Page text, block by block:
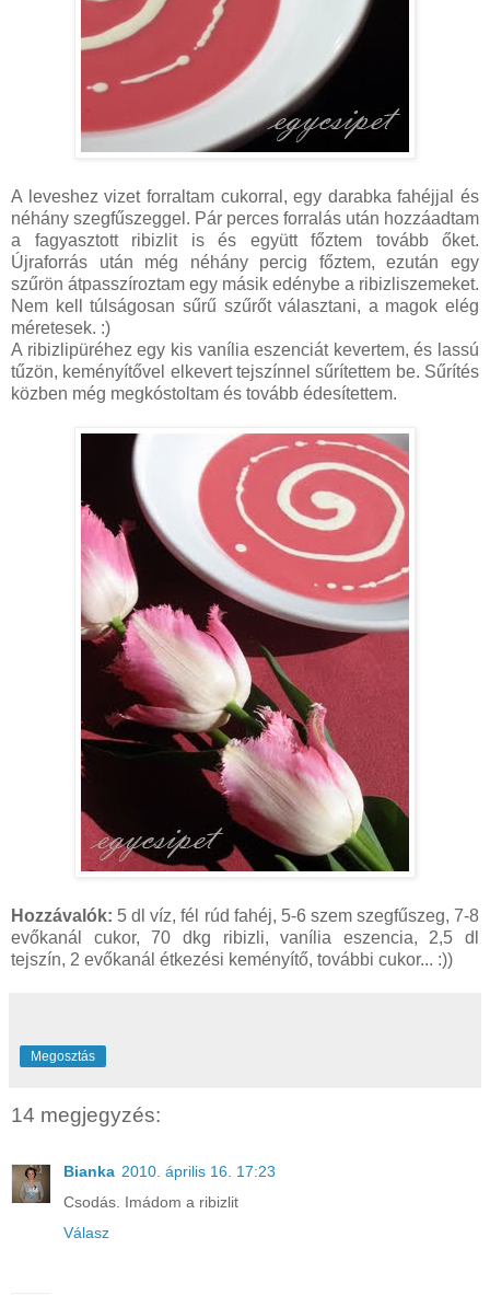
A leveshez vizet forraltam cukorral, egy darabka fahéjjal és
néhány szegfűszeggel. Pár perces forralás után hozzáadtam
a fagyasztott ribizlit is és együtt főztem tovább őket.
Újraforrás után még néhány percig főztem, ezután egy
szűrön átpasszíroztam egy másik edénybe a ribizliszemeket.
Nem kell túlságosan sűrű szűrőt választani, a magok elég
méretesek. :)
A ribizlipüréhez egy kis vanília eszenciát kevertem, és lassú
tűzön, keményítővel elkevert tejszínnel sűrítettem be. Sűrítés
közben még megkóstoltam és tovább édesítettem.
Hozzávalók: 5 dl víz, fél rúd fahéj, 5-6 szem szegfűszeg, 7-8
evőkanál cukor, 70 dkg ribizli, vanília eszencia, 2,5 dl
tejszín, 2 evőkanál étkezési keményítő, további cukor... :))
Megosztás
14 megjegyzés:
Bianka 2010. április 16. 17:23
Csodás. Imádom a ribizlit
Válasz